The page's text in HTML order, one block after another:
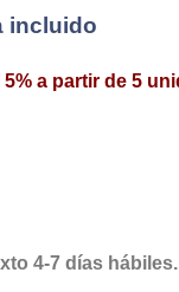
incluido
a partir de 5
4-7 días hábiles.